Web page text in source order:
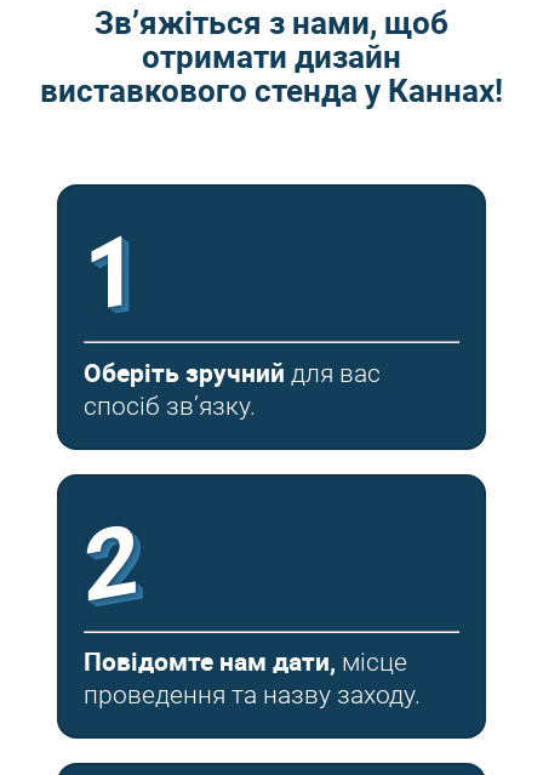
Зв’яжіться з нами, щоб
отримати дизайн
виставкового стенда у Каннах!
1
Оберіть зручний для вас
спосіб зв’язку.
2
Повідомте нам дати, місце
проведення та назву заходу.